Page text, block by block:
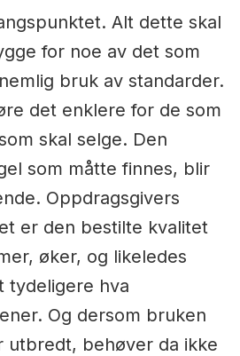
Alt dette skal
for noe av det som
bruk av standarder.
det enklere for de som
skal selge. Den
som måtte finnes, blir
Oppdragsgivers
er den bestilte kvalitet
øker, og likeledes
tydeligere hva
Og dersom bruken
utbredt, behøver da ikke